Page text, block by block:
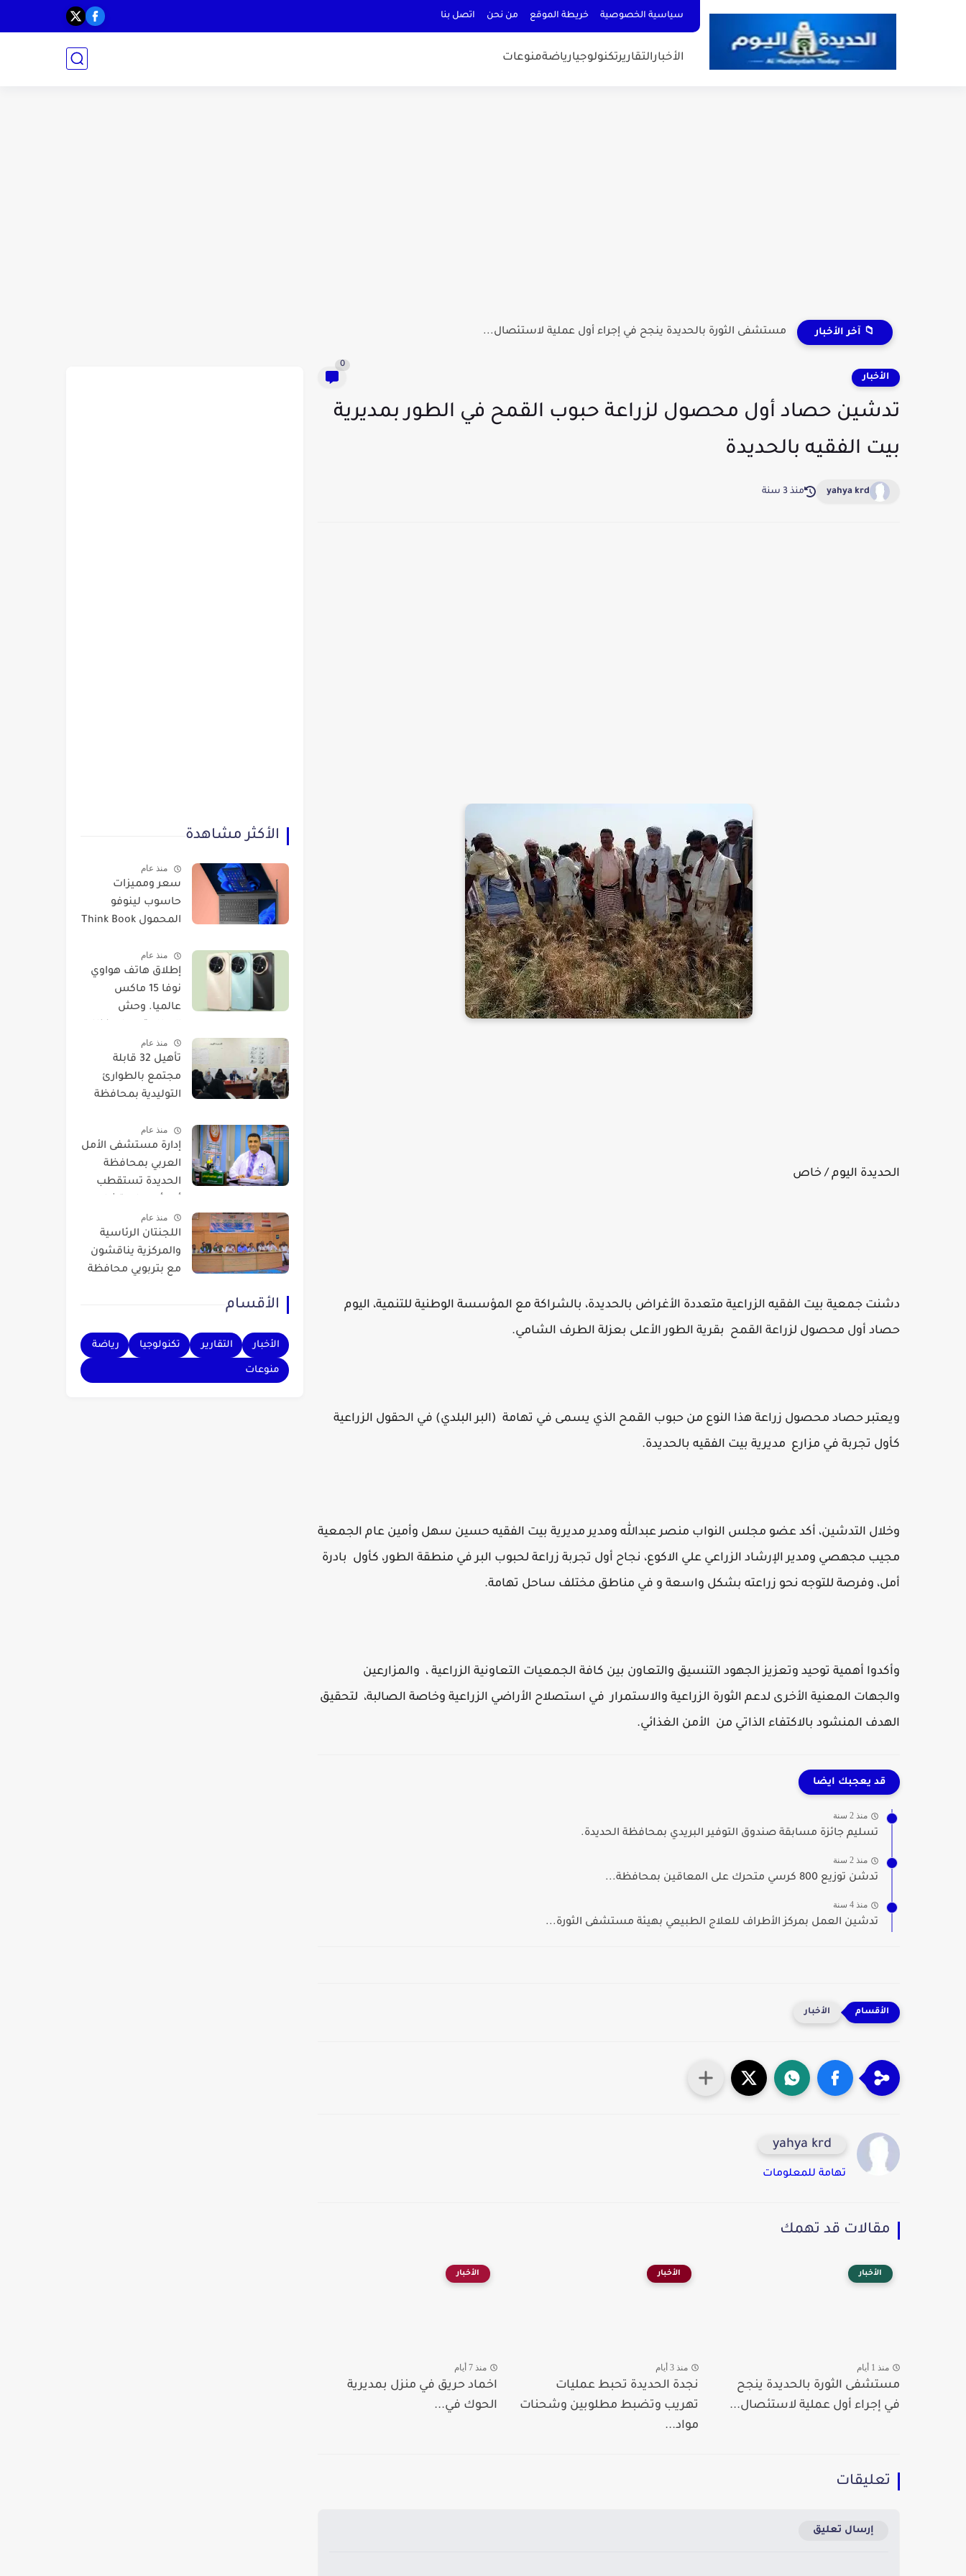
سياسية الخصوصية خريطة الموقع من نحن اتصل بنا
الأخبارالتقاريرتكنولوجيارياضةمنوعات
📁 آخر الأخبار مستشفى الثورة بالحديدة ينجح في إجراء أول عملية لاستئصال...
الأخبار
0
تدشين حصاد أول محصول لزراعة حبوب القمح في الطور بمديرية
بيت الفقيه بالحديدة
yahya krd منذ 3 سنة
الحديدة اليوم / خاص
دشنت جمعية بيت الفقيه الزراعية متعددة الأغراض بالحديدة، بالشراكة مع المؤسسة الوطنية للتنمية، اليوم
حصاد أول محصول لزراعة القمح بقرية الطور الأعلى بعزلة الطرف الشامي.
ويعتبر حصاد محصول زراعة هذا النوع من حبوب القمح الذي يسمى في تهامة (البر البلدي) في الحقول الزراعية
كأول تجربة في مزارع مديرية بيت الفقيه بالحديدة.
وخلال التدشين، أكد عضو مجلس النواب منصر عبدالله ومدير مديرية بيت الفقيه حسين سهل وأمين عام الجمعية
مجيب مجهصي ومدير الإرشاد الزراعي علي الاكوع، نجاح أول تجربة زراعة لحبوب البر في منطقة الطور، كأول بادرة
أمل، وفرصة للتوجه نحو زراعته بشكل واسعة و في مناطق مختلف ساحل تهامة.
وأكدوا أهمية توحيد وتعزيز الجهود التنسيق والتعاون بين كافة الجمعيات التعاونية الزراعية ، والمزارعين
والجهات المعنية الأخرى لدعم الثورة الزراعية والاستمرار في استصلاح الأراضي الزراعية وخاصة الصالبة، لتحقيق
الهدف المنشود بالاكتفاء الذاتي من الأمن الغذائي.
قد يعجبك ايضا
منذ 2 سنة
تسليم جائزة مسابقة صندوق التوفير البريدي بمحافظة الحديدة.
منذ 2 سنة
تدشن توزيع 800 كرسي متحرك على المعاقين بمحافظة...
منذ 4 سنة
تدشين العمل بمركز الأطراف للعلاج الطبيعي بهيئة مستشفى الثورة...
الأخبار
yahya krd
تهامة للمعلومات
مقالات قد تهمك
الأخبار
منذ 1 أيام
مستشفى الثورة بالحديدة ينجح
في إجراء أول عملية لاستئصال...
الأخبار
منذ 3 أيام
نجدة الحديدة تحبط عمليات
تهريب وتضبط مطلوبين وشحنات
مواد...
الأخبار
منذ 7 أيام
اخماد حريق في منزل بمديرية
الحوك في...
تعليقات
إرسال تعليق
الأكثر مشاهدة
منذ عام
سعر ومميزات
حاسوب لينوفو
المحمول Think Book
منذ عام
​إطلاق هاتف هواوي
نوفا 15 ماكس
عالميا. وحش
EMUI 14.
منذ عام
تأهيل 32 قابلة
مجتمع بالطوارئ
التوليدية بمحافظة
منذ عام
إدارة مستشفى الأمل
العربي بمحافظة
الحديدة تستقطب
العيون.
منذ عام
اللجنتان الرئاسية
والمركزية يناقشون
مع بتربويي محافظة
الأقسام
الأخبار التقارير تكنولوجيا رياضة
منوعات